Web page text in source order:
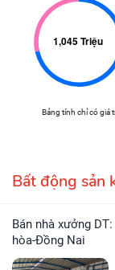
Bảng tính chỉ có giá
Bất động sản
Bán nhà xưởng DT: 17.800m2 giá rẻ chỉ 75 tỷ. Tam Phước-Biên
hòa-Đồng Nai